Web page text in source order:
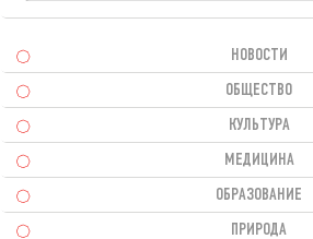
НОВОСТИ
ОБЩЕСТВО
КУЛЬТУРА
МЕДИЦИНА
ОБРАЗОВАНИЕ
ПРИРОДА